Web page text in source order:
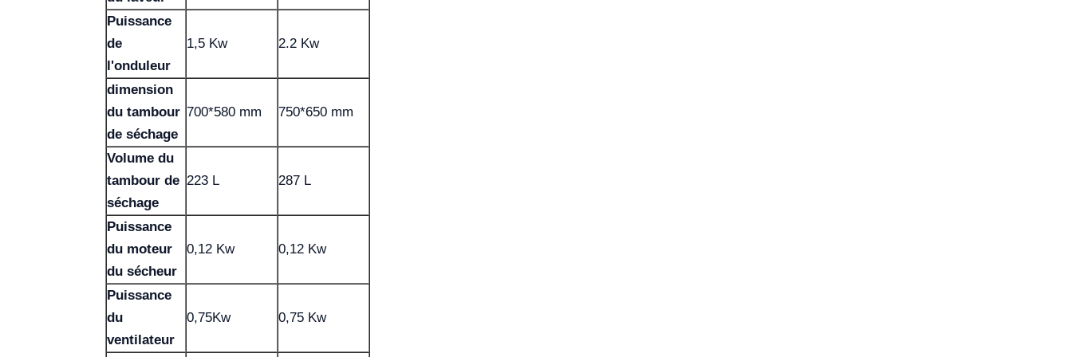
Puissance
de
l'onduleur
1,5 Kw 2.2 Kw
dimension
du tambour
de séchage
700*580 mm 750*650 mm
Volume du
tambour de
séchage
223 L 287 L
Puissance
du moteur
du sécheur
0,12 Kw 0,12 Kw
Puissance
du
ventilateur
0,75Kw 0,75 Kw